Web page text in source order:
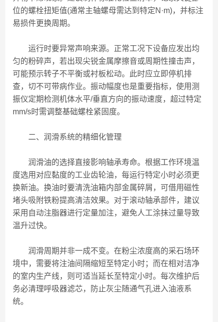
位的螺栓扭矩值(通常主轴螺母需达到特定N·m)，并标注
易损件更换周期。
运行时要异常声响来源。正常工况下设备应发出均
匀的粉碎声，若出现尖锐金属摩擦音或周期性撞击声，
可能预示转子不平衡或衬板松动。此时应立即停机排
查，切不可带病作业。振动幅度也是重要指标，使用测
振仪定期检测机体水平/垂直方向的振动速度，超过特定
mm/s时需调整基础螺栓紧固度。
二、润滑系统的精细化管理
润滑油的选择直接影响轴承寿命。根据工作环境温
度选用对应黏度的工业齿轮油，每运行特定小时必须更
换新油。换油时要清洗油箱内部金属碎屑，可借用磁性
堵头吸附铁粉提高清洁效果。对于滚动轴承部件，建议
采用自动注脂器进行定量加注，避免人工涂抹过量导致
温升过快。
润滑周期并非一成不变。在粉尘浓度高的采石场环
境中，需要将注油间隔缩短至特定小时；而在相对洁净
的室内生产线，则可适当延长至特定小时。每次维护后
务必清理呼吸器滤芯，防止灰尘随通气孔进入油液系
统。